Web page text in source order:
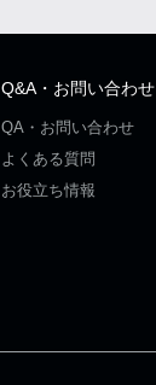
Q&A・お問い合わせ
QA・お問い合わせ
よくある質問
お役立ち情報